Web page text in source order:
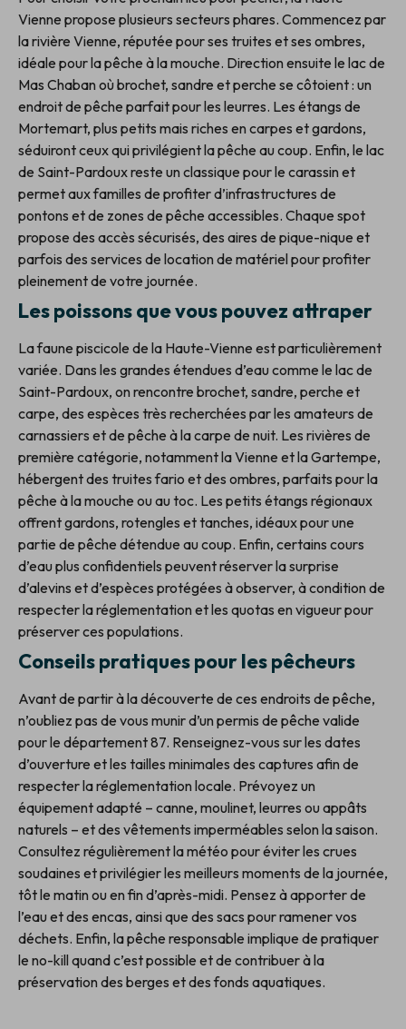
Vienne propose plusieurs secteurs phares. Commencez par
la rivière Vienne, réputée pour ses truites et ses ombres,
idéale pour la pêche à la mouche. Direction ensuite le lac de
Mas Chaban où brochet, sandre et perche se côtoient : un
endroit de pêche parfait pour les leurres. Les étangs de
Mortemart, plus petits mais riches en carpes et gardons,
séduiront ceux qui privilégient la pêche au coup. Enfin, le lac
de Saint-Pardoux reste un classique pour le carassin et
permet aux familles de profiter d’infrastructures de
pontons et de zones de pêche accessibles. Chaque spot
propose des accès sécurisés, des aires de pique-nique et
parfois des services de location de matériel pour profiter
pleinement de votre journée.
Les poissons que vous pouvez attraper
La faune piscicole de la Haute-Vienne est particulièrement
variée. Dans les grandes étendues d’eau comme le lac de
Saint-Pardoux, on rencontre brochet, sandre, perche et
carpe, des espèces très recherchées par les amateurs de
carnassiers et de pêche à la carpe de nuit. Les rivières de
première catégorie, notamment la Vienne et la Gartempe,
hébergent des truites fario et des ombres, parfaits pour la
pêche à la mouche ou au toc. Les petits étangs régionaux
offrent gardons, rotengles et tanches, idéaux pour une
partie de pêche détendue au coup. Enfin, certains cours
d’eau plus confidentiels peuvent réserver la surprise
d’alevins et d’espèces protégées à observer, à condition de
respecter la réglementation et les quotas en vigueur pour
préserver ces populations.
Conseils pratiques pour les pêcheurs
Avant de partir à la découverte de ces endroits de pêche,
n’oubliez pas de vous munir d’un permis de pêche valide
pour le département 87. Renseignez-vous sur les dates
d’ouverture et les tailles minimales des captures afin de
respecter la réglementation locale. Prévoyez un
équipement adapté – canne, moulinet, leurres ou appâts
naturels – et des vêtements imperméables selon la saison.
Consultez régulièrement la météo pour éviter les crues
soudaines et privilégier les meilleurs moments de la journée,
tôt le matin ou en fin d’après-midi. Pensez à apporter de
l’eau et des encas, ainsi que des sacs pour ramener vos
déchets. Enfin, la pêche responsable implique de pratiquer
le no-kill quand c’est possible et de contribuer à la
préservation des berges et des fonds aquatiques.